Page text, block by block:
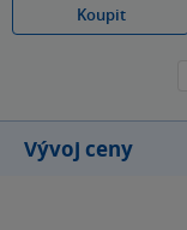
Koupit
Vývoj ceny